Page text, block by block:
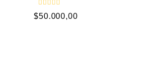
V
a
$50.000,00